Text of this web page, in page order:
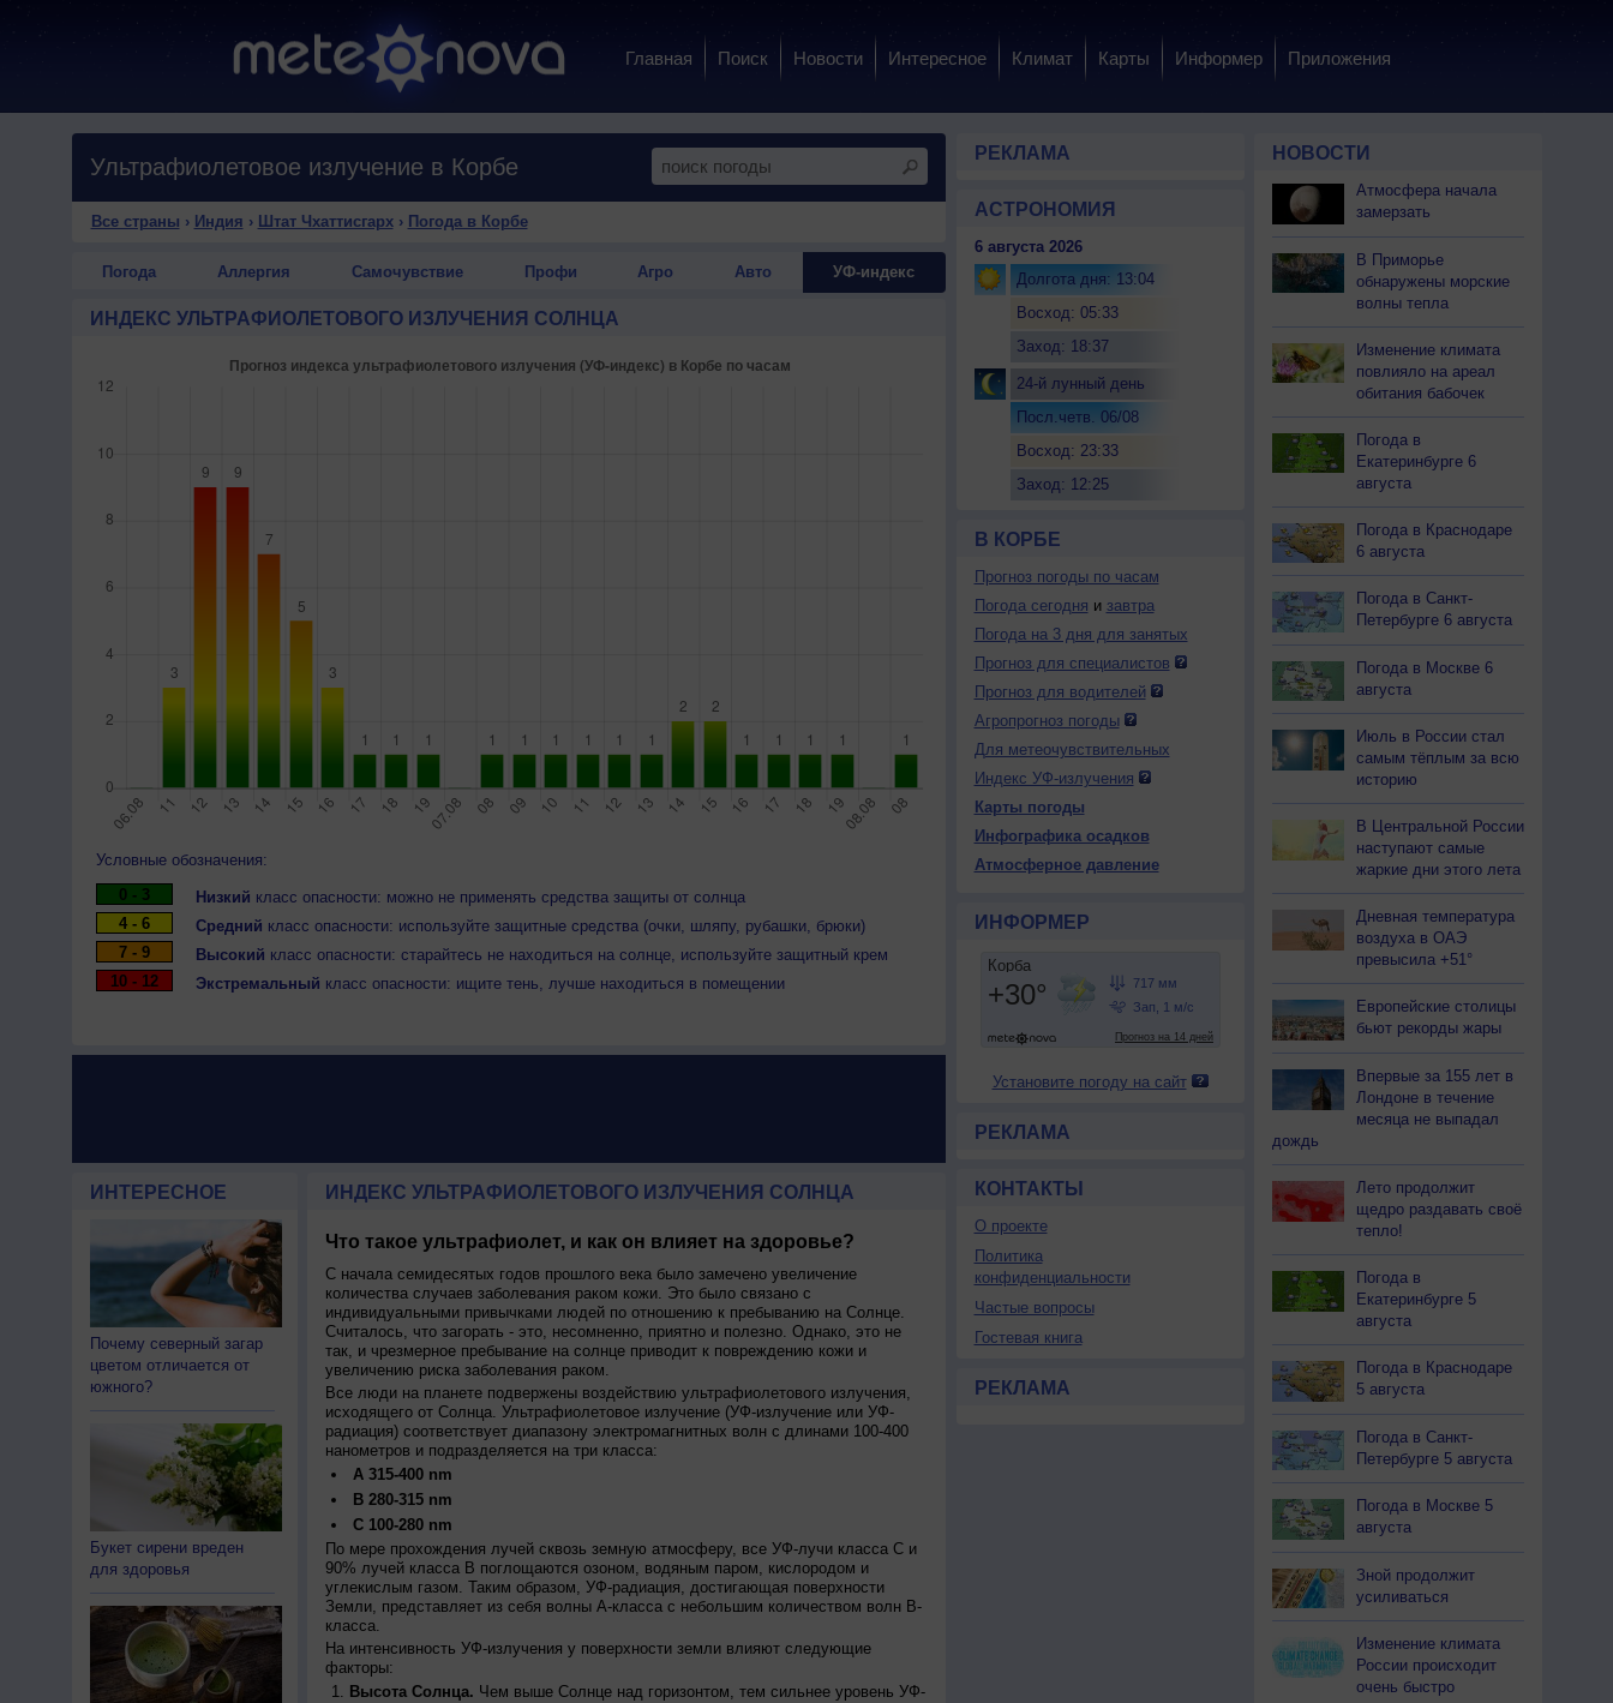
Главная Поиск Новости Интересное Климат Карты Информер Приложения
Ультрафиолетовое излучение в Корбе
Все страны › Индия › Штат Чхаттисгарх› Погода в Корбе
Погода Аллергия Самочувствие Профи Агро Авто УФ-индекс
ИНДЕКС УЛЬТРАФИОЛЕТОВОГО ИЗЛУЧЕНИЯ СОЛНЦА
Условные обозначения:
0 - 3
Низкий класс опасности: можно не применять средства защиты от солнца
4 - 6
Средний класс опасности: используйте защитные средства (очки, шляпу, рубашки, брюки)
7 - 9
Высокий класс опасности: старайтесь не находиться на солнце, используйте защитный крем
10 - 12
Экстремальный класс опасности: ищите тень, лучше находиться в помещении
ИНТЕРЕСНОЕ
Почему северный загар
цветом отличается от
южного?
Букет сирени вреден
для здоровья
ИНДЕКС УЛЬТРАФИОЛЕТОВОГО ИЗЛУЧЕНИЯ СОЛНЦА
Что такое ультрафиолет, и как он влияет на здоровье?
С начала семидесятых годов прошлого века было замечено увеличение
количества случаев заболевания раком кожи. Это было связано с
индивидуальными привычками людей по отношению к пребыванию на Солнце.
Считалось, что загорать - это, несомненно, приятно и полезно. Однако, это не
так, и чрезмерное пребывание на солнце приводит к повреждению кожи и
увеличению риска заболевания раком.
Все люди на планете подвержены воздействию ультрафиолетового излучения,
исходящего от Солнца. Ультрафиолетовое излучение (УФ-излучение или УФ-
радиация) соответствует диапазону электромагнитных волн с длинами 100-400
нанометров и подразделяется на три класса:
A 315-400 nm
B 280-315 nm
C 100-280 nm
По мере прохождения лучей сквозь земную атмосферу, все УФ-лучи класса C и
90% лучей класса B поглощаются озоном, водяным паром, кислородом и
углекислым газом. Таким образом, УФ-радиация, достигающая поверхности
Земли, представляет из себя волны А-класса с небольшим количеством волн В-
класса.
На интенсивность УФ-излучения у поверхности земли влияют следующие
факторы:
Высота Солнца. Чем выше Солнце над горизонтом, тем сильнее уровень УФ-
РЕКЛАМА
АСТРОНОМИЯ
6 августа 2026
Долгота дня: 13:04
Восход: 05:33
Заход: 18:37
24-й лунный день
Посл.четв. 06/08
Восход: 23:33
Заход: 12:25
В КОРБЕ
Прогноз погоды по часам
Погода сегодня и завтра
Погода на 3 дня для занятых
Прогноз для специалистов
Прогноз для водителей
Агропрогноз погоды
Для метеочувствительных
Индекс УФ-излучения
Карты погоды
Инфографика осадков
Атмосферное давление
ИНФОРМЕР
Установите погоду на сайт
РЕКЛАМА
КОНТАКТЫ
О проекте
Политика
конфиденциальности
Частые вопросы
Гостевая книга
РЕКЛАМА
НОВОСТИ
Атмосфера начала
замерзать
В Приморье
обнаружены морские
волны тепла
Изменение климата
повлияло на ареал
обитания бабочек
Погода в
Екатеринбурге 6
августа
Погода в Краснодаре
6 августа
Погода в Санкт-
Петербурге 6 августа
Погода в Москве 6
августа
Июль в России стал
самым тёплым за всю
историю
В Центральной России
наступают самые
жаркие дни этого лета
Дневная температура
воздуха в ОАЭ
превысила +51°
Европейские столицы
бьют рекорды жары
Впервые за 155 лет в
Лондоне в течение
месяца не выпадал
дождь
Лето продолжит
щедро раздавать своё
тепло!
Погода в
Екатеринбурге 5
августа
Погода в Краснодаре
5 августа
Погода в Санкт-
Петербурге 5 августа
Погода в Москве 5
августа
Зной продолжит
усиливаться
Изменение климата
России происходит
очень быстро